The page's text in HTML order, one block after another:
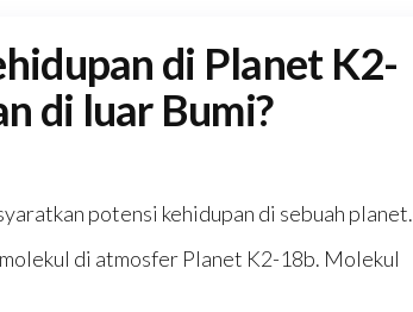
di Planet K2-
di luar Bumi?
potensi kehidupan di sebuah planet.
di atmosfer Planet K2-18b. Molekul